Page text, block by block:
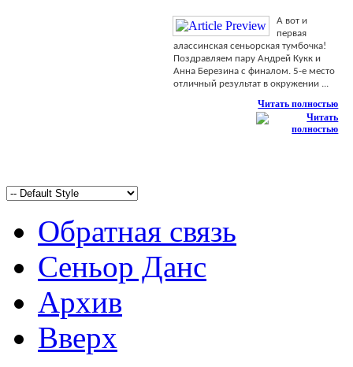
А вот и
первая
алассинская сеньорская тумбочка!
Поздравляем пару Андрей Кукк и
Анна Березина с финалом. 5-е место
отличный результат в окружении ...
Читать полностью
Обратная связь
Сеньор Данс
Архив
Вверх